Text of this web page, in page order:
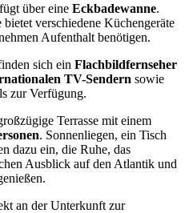
über eine Eckbadewanne.
verschiedene Küchengeräte
Aufenthalt benötigen.
sich ein Flachbildfernseher
TV-Sendern sowie
zur Verfügung.
Terrasse mit einem
. Sonnenliegen, ein Tisch
dazu ein, die Ruhe, das
Ausblick auf den Atlantik und
an der Unterkunft zur